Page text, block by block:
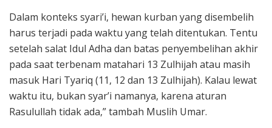
Dalam konteks syari’i, hewan kurban yang disembelih
harus terjadi pada waktu yang telah ditentukan. Tentu
setelah salat Idul Adha dan batas penyembelihan akhir
pada saat terbenam matahari 13 Zulhijah atau masih
masuk Hari Tyariq (11, 12 dan 13 Zulhijah). Kalau lewat
waktu itu, bukan syar’i namanya, karena aturan
Rasulullah tidak ada,” tambah Muslih Umar.